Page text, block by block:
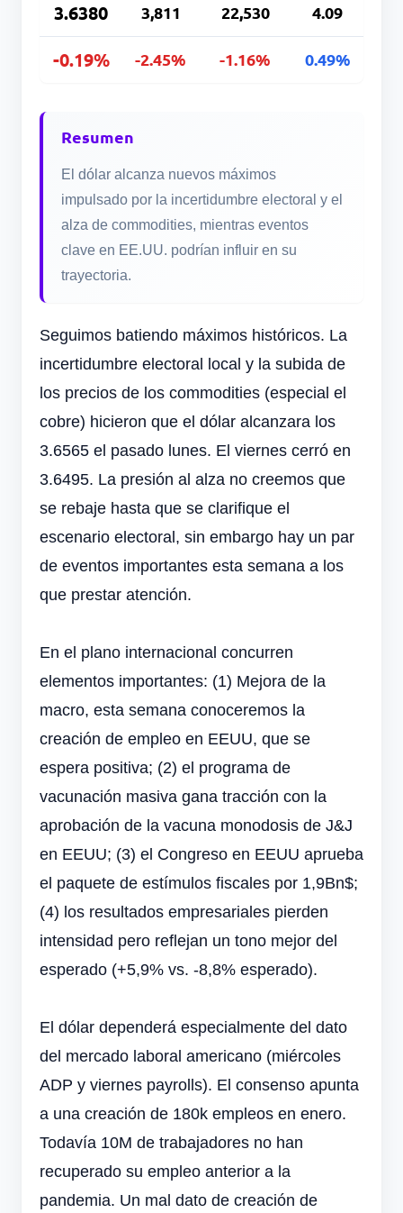
3.6380 3,811 22,530 4.09
-0.19% -2.45% -1.16% 0.49%
Resumen
El dólar alcanza nuevos máximos
impulsado por la incertidumbre electoral y el
alza de commodities, mientras eventos
clave en EE.UU. podrían influir en su
trayectoria.
Seguimos batiendo máximos históricos. La
incertidumbre electoral local y la subida de
los precios de los commodities (especial el
cobre) hicieron que el dólar alcanzara los
3.6565 el pasado lunes. El viernes cerró en
3.6495. La presión al alza no creemos que
se rebaje hasta que se clarifique el
escenario electoral, sin embargo hay un par
de eventos importantes esta semana a los
que prestar atención.
En el plano internacional concurren
elementos importantes: (1) Mejora de la
macro, esta semana conoceremos la
creación de empleo en EEUU, que se
espera positiva; (2) el programa de
vacunación masiva gana tracción con la
aprobación de la vacuna monodosis de J&J
en EEUU; (3) el Congreso en EEUU aprueba
el paquete de estímulos fiscales por 1,9Bn$;
(4) los resultados empresariales pierden
intensidad pero reflejan un tono mejor del
esperado (+5,9% vs. -8,8% esperado).
El dólar dependerá especialmente del dato
del mercado laboral americano (miércoles
ADP y viernes payrolls). El consenso apunta
a una creación de 180k empleos en enero.
Todavía 10M de trabajadores no han
recuperado su empleo anterior a la
pandemia. Un mal dato de creación de